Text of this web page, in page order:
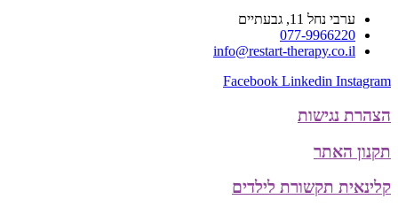
ערבי נחל 11, גבעתיים
077-9966220
info@restart-therapy.co.il
Facebook Linkedin Instagram
הצהרת נגישות
תקנון האתר
קלינאית תקשורת לילדים